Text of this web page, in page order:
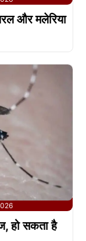
और मलेरिया
हो सकता है